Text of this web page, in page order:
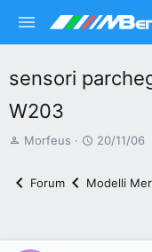
sensori
W203
A
Morfeus
D
t
20/11/06
Forum Modelli